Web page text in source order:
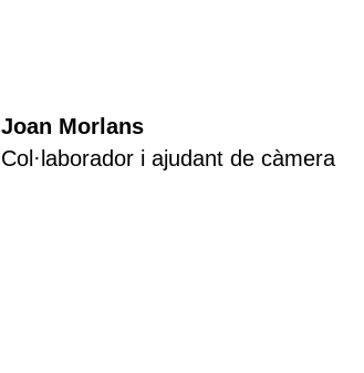
Joan Morlans
Col·laborador i ajudant de càmera